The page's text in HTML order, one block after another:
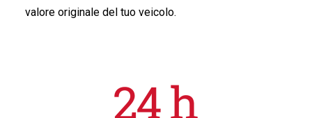
valore originale del tuo veicolo.